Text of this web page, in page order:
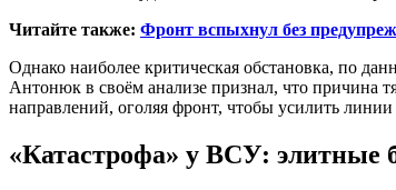
Читайте также: Фронт вспыхнул без
Однако наиболее критическая обстановка, по
Антонюк в своём анализе признал, что причина
направлений, оголяя фронт, чтобы усилить
«Катастрофа» у ВСУ: элитные